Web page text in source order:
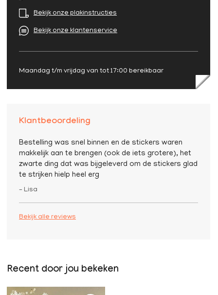
Bekijk onze plakinstructies
Bekijk onze klantenservice
Maandag t/m vrijdag van tot 17:00 bereikbaar
Klantbeoordeling
Bestelling was snel binnen en de stickers waren
makkelijk aan te brengen (ook de iets grotere), het
zwarte ding dat was bijgeleverd om de stickers glad
te strijken hielp heel erg
– Lisa
Bekijk alle reviews
Recent door jou bekeken